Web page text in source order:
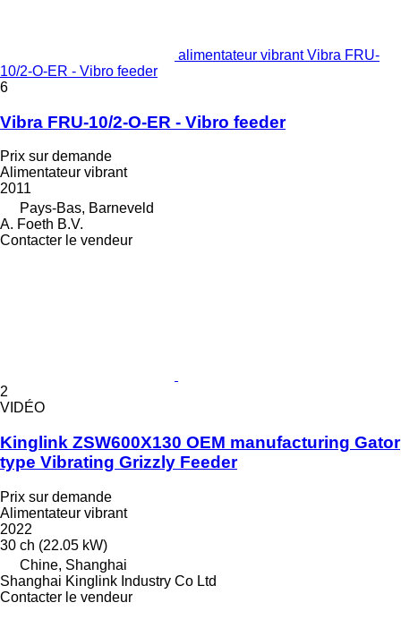
alimentateur vibrant Vibra FRU-
10/2-O-ER - Vibro feeder
6
Vibra FRU-10/2-O-ER - Vibro feeder
Prix sur demande
Alimentateur vibrant
2011
Pays-Bas, Barneveld
A. Foeth B.V.
Contacter le vendeur
2
VIDÉO
Kinglink ZSW600X130 OEM manufacturing Gator
type Vibrating Grizzly Feeder
Prix sur demande
Alimentateur vibrant
2022
30 ch (22.05 kW)
Chine, Shanghai
Shanghai Kinglink Industry Co Ltd
Contacter le vendeur